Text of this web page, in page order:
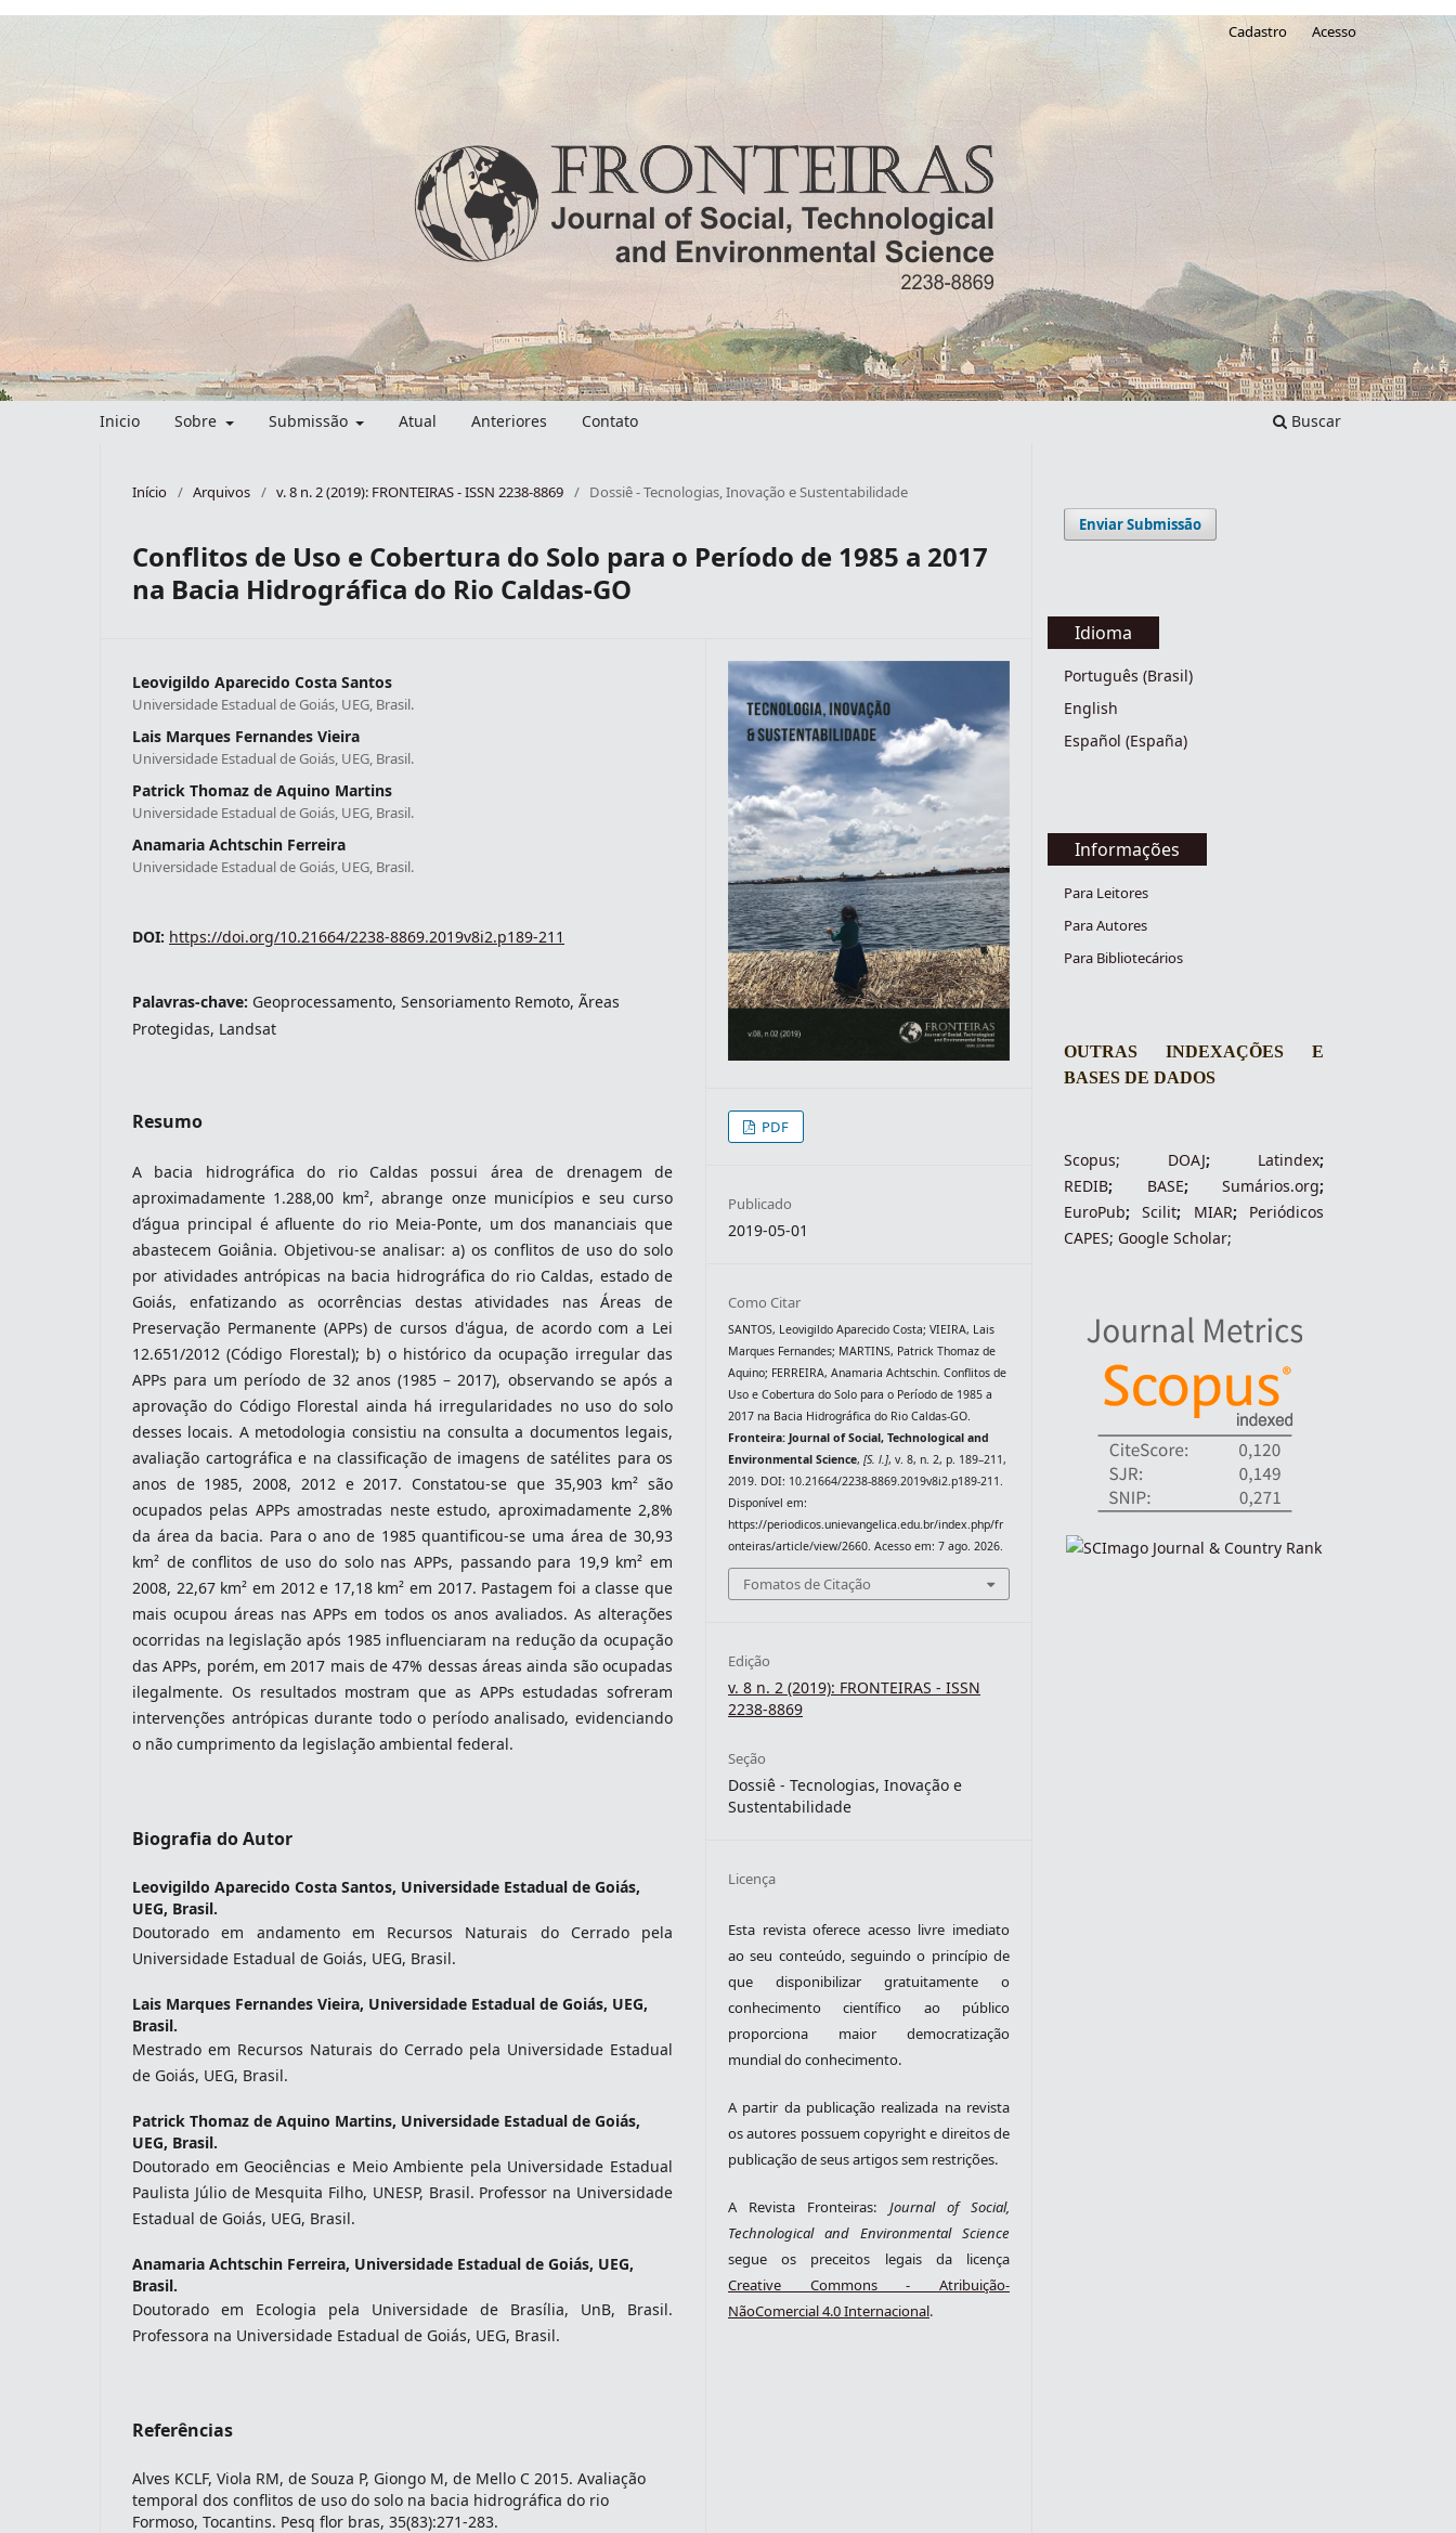
Inicio Sobre Submissão Atual Anteriores Contato Buscar
Cadastro Acesso
Início / Arquivos / v. 8 n. 2 (2019): FRONTEIRAS - ISSN 2238-8869 / Dossiê - Tecnologias, Inovação e Sustentabilidade
Conflitos de Uso e Cobertura do Solo para o Período de 1985 a 2017
na Bacia Hidrográfica do Rio Caldas-GO
Leovigildo Aparecido Costa Santos
Universidade Estadual de Goiás, UEG, Brasil.
Lais Marques Fernandes Vieira
Universidade Estadual de Goiás, UEG, Brasil.
Patrick Thomaz de Aquino Martins
Universidade Estadual de Goiás, UEG, Brasil.
Anamaria Achtschin Ferreira
Universidade Estadual de Goiás, UEG, Brasil.
DOI: https://doi.org/10.21664/2238-8869.2019v8i2.p189-211
Palavras-chave: Geoprocessamento, Sensoriamento Remoto, Ãreas
Protegidas, Landsat
Resumo
A bacia hidrográfica do rio Caldas possui área de drenagem de
aproximadamente 1.288,00 km², abrange onze municípios e seu curso
d’água principal é afluente do rio Meia-Ponte, um dos mananciais que
abastecem Goiânia. Objetivou-se analisar: a) os conflitos de uso do solo
por atividades antrópicas na bacia hidrográfica do rio Caldas, estado de
Goiás, enfatizando as ocorrências destas atividades nas Áreas de
Preservação Permanente (APPs) de cursos d'água, de acordo com a Lei
12.651/2012 (Código Florestal); b) o histórico da ocupação irregular das
APPs para um período de 32 anos (1985 – 2017), observando se após a
aprovação do Código Florestal ainda há irregularidades no uso do solo
desses locais. A metodologia consistiu na consulta a documentos legais,
avaliação cartográfica e na classificação de imagens de satélites para os
anos de 1985, 2008, 2012 e 2017. Constatou-se que 35,903 km² são
ocupados pelas APPs amostradas neste estudo, aproximadamente 2,8%
da área da bacia. Para o ano de 1985 quantificou-se uma área de 30,93
km² de conflitos de uso do solo nas APPs, passando para 19,9 km² em
2008, 22,67 km² em 2012 e 17,18 km² em 2017. Pastagem foi a classe que
mais ocupou áreas nas APPs em todos os anos avaliados. As alterações
ocorridas na legislação após 1985 influenciaram na redução da ocupação
das APPs, porém, em 2017 mais de 47% dessas áreas ainda são ocupadas
ilegalmente. Os resultados mostram que as APPs estudadas sofreram
intervenções antrópicas durante todo o período analisado, evidenciando
o não cumprimento da legislação ambiental federal.
Biografia do Autor
Leovigildo Aparecido Costa Santos, Universidade Estadual de Goiás,
UEG, Brasil.
Doutorado em andamento em Recursos Naturais do Cerrado pela
Universidade Estadual de Goiás, UEG, Brasil.
Lais Marques Fernandes Vieira, Universidade Estadual de Goiás, UEG,
Brasil.
Mestrado em Recursos Naturais do Cerrado pela Universidade Estadual
de Goiás, UEG, Brasil.
Patrick Thomaz de Aquino Martins, Universidade Estadual de Goiás,
UEG, Brasil.
Doutorado em Geociências e Meio Ambiente pela Universidade Estadual
Paulista Júlio de Mesquita Filho, UNESP, Brasil. Professor na Universidade
Estadual de Goiás, UEG, Brasil.
Anamaria Achtschin Ferreira, Universidade Estadual de Goiás, UEG,
Brasil.
Doutorado em Ecologia pela Universidade de Brasília, UnB, Brasil.
Professora na Universidade Estadual de Goiás, UEG, Brasil.
Referências
Alves KCLF, Viola RM, de Souza P, Giongo M, de Mello C 2015. Avaliação
temporal dos conflitos de uso do solo na bacia hidrográfica do rio
Formoso, Tocantins. Pesq flor bras, 35(83):271-283.
PDF
Publicado
2019-05-01
Como Citar
SANTOS, Leovigildo Aparecido Costa; VIEIRA, Lais
Marques Fernandes; MARTINS, Patrick Thomaz de
Aquino; FERREIRA, Anamaria Achtschin. Conflitos de
Uso e Cobertura do Solo para o Período de 1985 a
2017 na Bacia Hidrográfica do Rio Caldas-GO.
Fronteira: Journal of Social, Technological and
Environmental Science,[S. l.], v. 8, n. 2, p. 189–211,
2019. DOI: 10.21664/2238-8869.2019v8i2.p189-211.
Disponível em:
https://periodicos.unievangelica.edu.br/index.php/fr
onteiras/article/view/2660. Acesso em: 7 ago. 2026.
Fomatos de Citação
Edição
v. 8 n. 2 (2019): FRONTEIRAS - ISSN
2238-8869
Seção
Dossiê - Tecnologias, Inovação e
Sustentabilidade
Licença
Esta revista oferece acesso livre imediato
ao seu conteúdo, seguindo o princípio de
que disponibilizar gratuitamente o
conhecimento científico ao público
proporciona maior democratização
mundial do conhecimento.
A partir da publicação realizada na revista
os autores possuem copyright e direitos de
publicação de seus artigos sem restrições.
A Revista Fronteiras: Journal of Social,
Technological and Environmental Science
segue os preceitos legais da licença
Creative Commons - Atribuição-
NãoComercial 4.0 Internacional.
Enviar Submissão
Idioma
Português (Brasil)
English
Español (España)
Informações
Para Leitores
Para Autores
Para Bibliotecários
OUTRAS INDEXAÇÕES E
BASES DE DADOS
Scopus; DOAJ; Latindex;
REDIB; BASE; Sumários.org;
EuroPub; Scilit; MIAR; Periódicos
CAPES; Google Scholar;
indexadores-fronteiras